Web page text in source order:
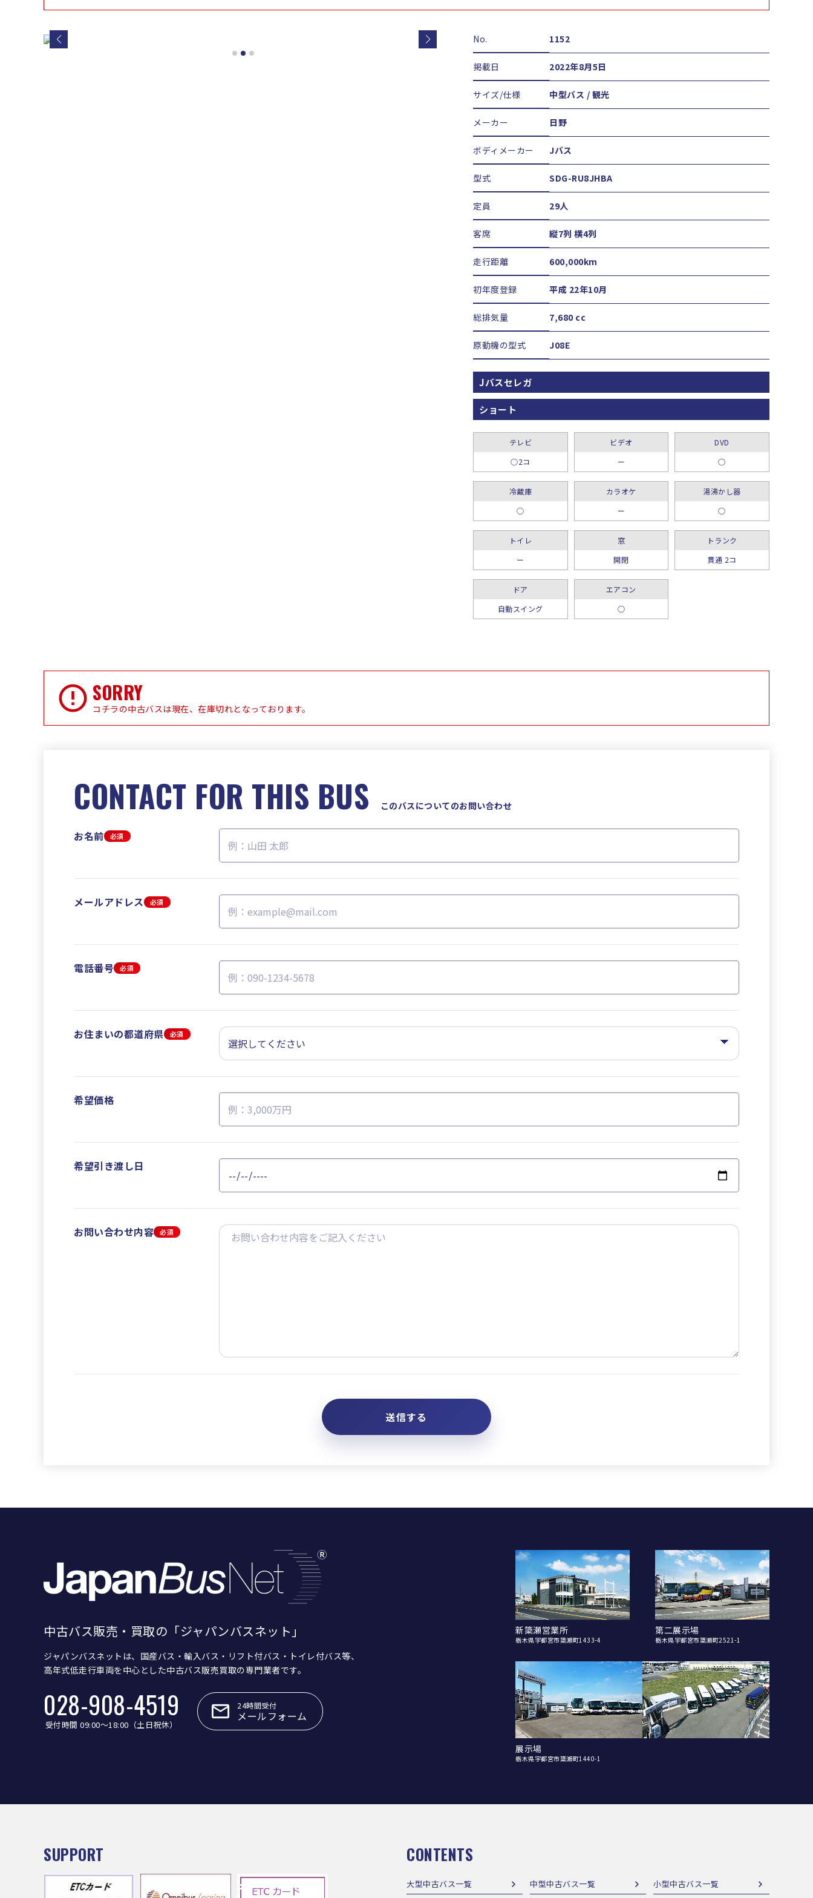
No. 1152
掲載日 2022年8月5日
サイズ/仕様 中型バス / 観光
メーカー 日野
ボディメーカー Jバス
型式 SDG-RU8JHBA
定員 29人
客席 縦7列 横4列
走行距離 600,000km
初年度登録 平成 22年10月
総排気量 7,680 cc
原動機の型式 J08E
Jバスセレガ
ショート
テレビ
○2コ
ビデオ
ー
DVD
○
冷蔵庫
○
カラオケ
ー
湯沸かし器
○
トイレ
ー
窓
開閉
トランク
貫通 2コ
ドア
自動スイング
エアコン
○
SORRY
コチラの中古バスは現在、在庫切れとなっております。
CONTACT FOR THIS BUS このバスについてのお問い合わせ
お名前 必須
メールアドレス 必須
電話番号 必須
お住まいの都道府県 必須
希望価格
希望引き渡し日
お問い合わせ内容 必須
中古バス販売・買取の「ジャパンバスネット」
ジャパンバスネットは、国産バス・輸入バス・リフト付バス・トイレ付バス等、
高年式低走行車両を中心とした中古バス販売買取の専門業者です。
028-908-4519
受付時間 09:00〜18:00（土日祝休）
24時間受付
メールフォーム
新簗瀬営業所
栃木県宇都宮市簗瀬町1433-4
第二展示場
栃木県宇都宮市簗瀬町2521-1
展示場
栃木県宇都宮市簗瀬町1440-1
SUPPORT CONTENTS
大型中古バス一覧 中型中古バス一覧 小型中古バス一覧